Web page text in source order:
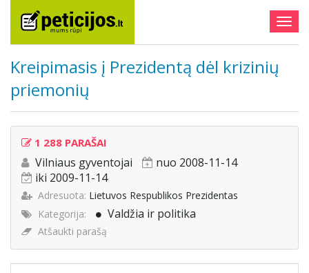
Kreipimasis į Prezidentą dėl krizinių
priemonių
1 288 PARAŠAI
Vilniaus gyventojai
nuo 2008-11-14
iki 2009-11-14
Adresuota: Lietuvos Respublikos Prezidentas
Kategorija:
Valdžia ir politika
Atšaukti parašą